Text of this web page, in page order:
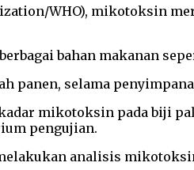
WHO), mikotoksin
bahan makanan
panen, selama
mikotoksin pada biji
pengujian.
analisis